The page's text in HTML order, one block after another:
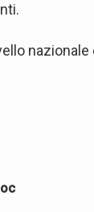
nazionale